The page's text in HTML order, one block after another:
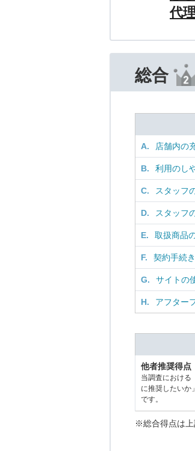
代
総合
A. 店舗内の
B. 利用のし
C. スタッフ
D. スタッフ
E. 取扱商品
F. 契約手続き
G. サイトの
H. アフター
他者推奨得点
当調査における
に推奨したいか
です。
※総合得点は上